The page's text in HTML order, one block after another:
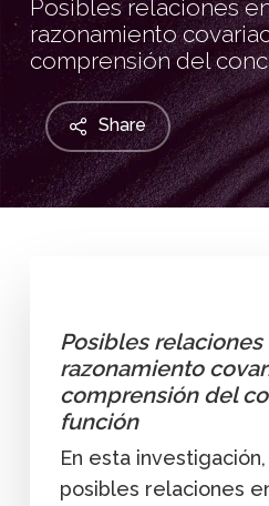
Posibles relaciones
razonamiento
comprensión del
Share
Posibles
razonamiento
comprensión del
función
En esta
posibles relaciones